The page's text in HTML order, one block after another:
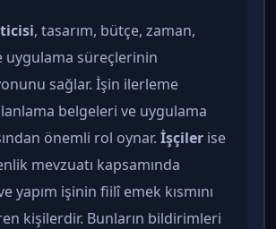
, tasarım, bütçe, zaman,
uygulama süreçlerinin
sağlar. İşin ilerleme
belgeleri ve uygulama
önemli rol oynar. İşçiler ise
mevzuatı kapsamında
yapım işinin fiilî emek kısmını
kişilerdir. Bunların bildirimleri